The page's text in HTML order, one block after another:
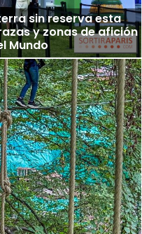
sin reserva esta
y zonas de afición
Mundo